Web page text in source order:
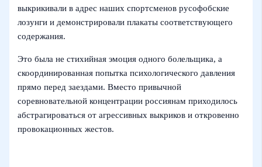
выкрикивали в адрес наших спортсменов русофобские
лозунги и демонстрировали плакаты соответствующего
содержания.
Это была не стихийная эмоция одного болельщика, а
скоординированная попытка психологического давления
прямо перед заездами. Вместо привычной
соревновательной концентрации россиянам приходилось
абстрагироваться от агрессивных выкриков и откровенно
провокационных жестов.